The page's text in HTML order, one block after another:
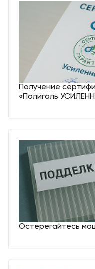
Получение
«Полигаль
Остерегайтесь